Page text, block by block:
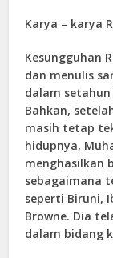
Karya – karya
Kesungguhan
dan menulis
dalam
Bahkan,
masih tetap
hidupnya,
menghasilkan
sebagaimana
seperti Biruni,
Browne. Dia
dalam bidang